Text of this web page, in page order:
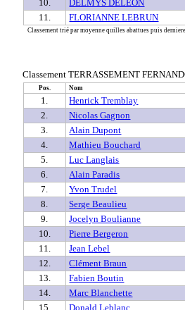
10.
DELMYS DELÉON
11.
FLORIANNE LEBRUN
Classement trié par moyenne quilles abattues puis
Classement TERRASSEMENT
Pos. Nom
1. Henrick Tremblay
2.
Nicolas Gagnon
3.
Alain Dupont
4.
Mathieu Bouchard
5.
Luc Langlais
6.
Alain Paradis
7.
Yvon Trudel
8.
Serge Beaulieu
9.
Jocelyn Boulianne
10.
Pierre Bergeron
11.
Jean Lebel
12.
Clément Braun
13.
Fabien Boutin
14.
Marc Blanchette
15.
Donald Leblanc